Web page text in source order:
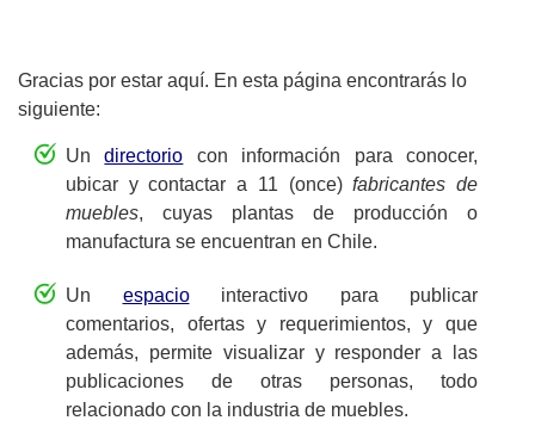
Gracias por estar aquí. En esta página encontrarás lo
siguiente:
Undirectorio con información para conocer,
ubicar y contactar a 11 (once)fabricantes de
muebles, cuyas plantas de producción o
manufactura se encuentran en Chile.
Un espaciointeractivo para publicar
comentarios, ofertas y requerimientos, y que
además, permite visualizar y responder a las
publicaciones de otras personas, todo
relacionado con la industria de muebles.